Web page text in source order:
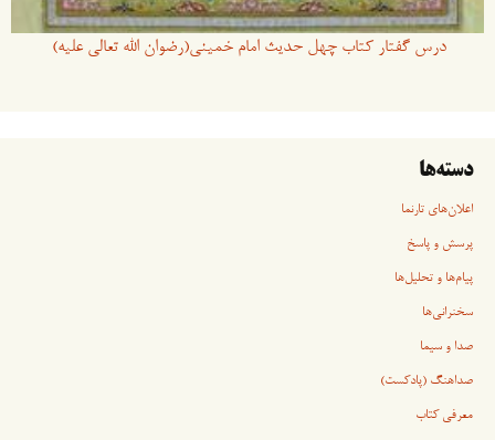
درس گفتار کتاب چهل حدیث امام خمینی(رضوان الله تعالی علیه)
دسته‌ها
اعلان‌های تارنما
پرسش و پاسخ
پیام‌ها و تحلیل‌ها
سخنرانی‏‏‌ها
صدا و سیما
صداهنگ (پادکست)
معرفی کتاب